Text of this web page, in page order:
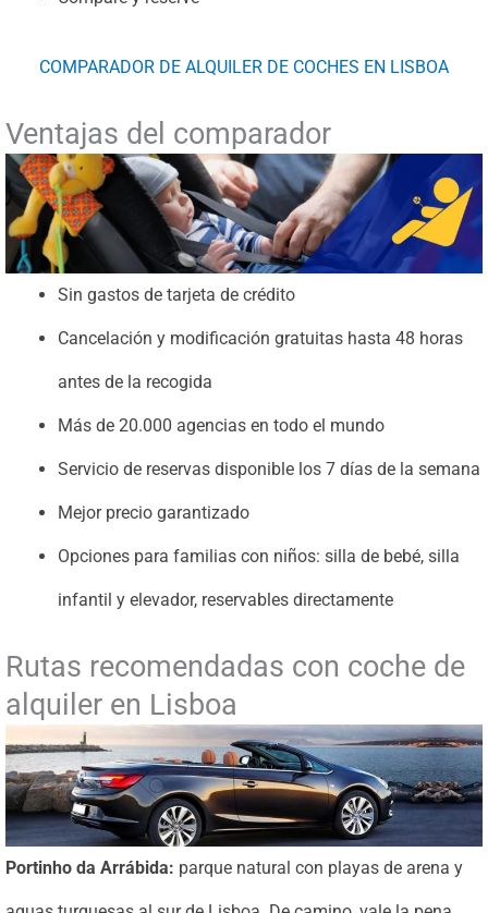
COMPARADOR DE ALQUILER DE COCHES EN LISBOA
Ventajas del comparador
Sin gastos de tarjeta de crédito
Cancelación y modificación gratuitas hasta 48 horas
antes de la recogida
Más de 20.000 agencias en todo el mundo
Servicio de reservas disponible los 7 días de la semana
Mejor precio garantizado
Opciones para familias con niños: silla de bebé, silla
infantil y elevador, reservables directamente
Rutas recomendadas con coche de
alquiler en Lisboa
Portinho da Arrábida: parque natural con playas de arena y